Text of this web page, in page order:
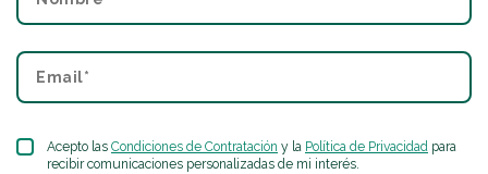
Acepto las Condiciones de Contratación y la Política de Privacidad para
recibir comunicaciones personalizadas de mi interés.